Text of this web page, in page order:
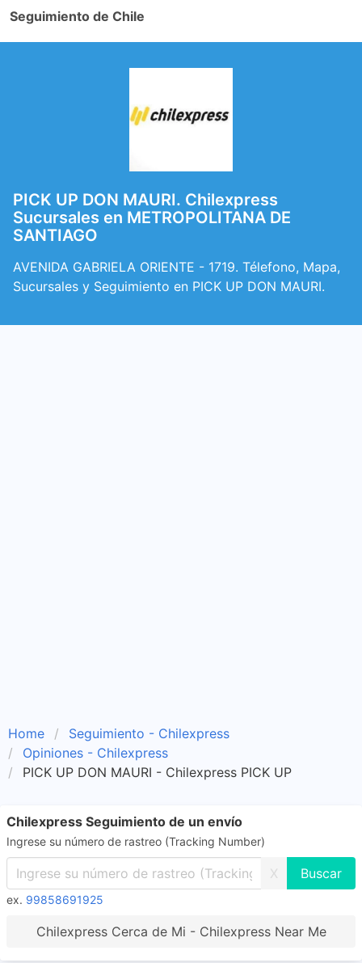
Seguimiento de Chile
PICK UP DON MAURI. Chilexpress
Sucursales en METROPOLITANA DE
SANTIAGO
AVENIDA GABRIELA ORIENTE - 1719. Télefono, Mapa,
Sucursales y Seguimiento en PICK UP DON MAURI.
Home
Seguimiento - Chilexpress
Opiniones - Chilexpress
PICK UP DON MAURI - Chilexpress PICK UP
Chilexpress Seguimiento de un envío
Ingrese su número de rastreo (Tracking Number)
X
ex. 99858691925
Chilexpress Cerca de Mi - Chilexpress Near Me